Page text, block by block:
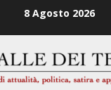
8 Agosto 2026